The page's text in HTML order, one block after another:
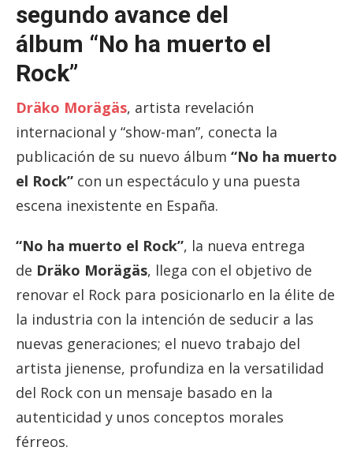
segundo avance del
álbum “No ha muerto el
Rock”
Dräko Morägäs, artista revelación
internacional y “show-man”, conecta la
publicación de su nuevo álbum “No ha muerto
el Rock” con un espectáculo y una puesta
escena inexistente en España.
“No ha muerto el Rock”, la nueva entrega
de Dräko Morägäs, llega con el objetivo de
renovar el Rock para posicionarlo en la élite de
la industria con la intención de seducir a las
nuevas generaciones; el nuevo trabajo del
artista jienense, profundiza en la versatilidad
del Rock con un mensaje basado en la
autenticidad y unos conceptos morales
férreos.